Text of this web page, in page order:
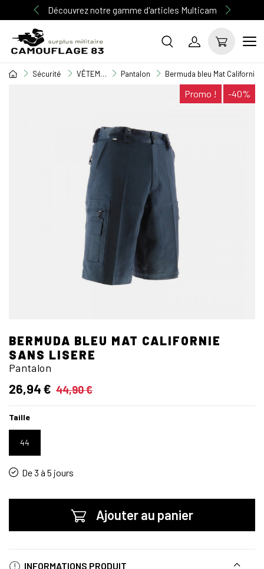
Découvrez notre gamme d'articles Multicam
Sécurité VÊTEMENT SECURITE Pantalon Bermuda bleu Mat Californie
Promo ! -40%
BERMUDA BLEU MAT CALIFORNIE
SANS LISERE
Pantalon
26,94 € 44,90 €
Taille
44
De 3 à 5 jours
Ajouter au panier
INFORMATIONS PRODUIT